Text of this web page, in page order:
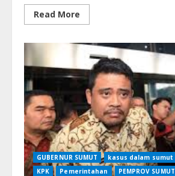
Read More
more
di
KPK
Jadi
Sorotan,
Pejabat
Bea
Cukai
Tinggalkan
Gedung
dengan
Tergesa
GUBERNUR SUMUT kasus dalam sumut
KPK
Pemerintahan
PEMPROV SUMUT